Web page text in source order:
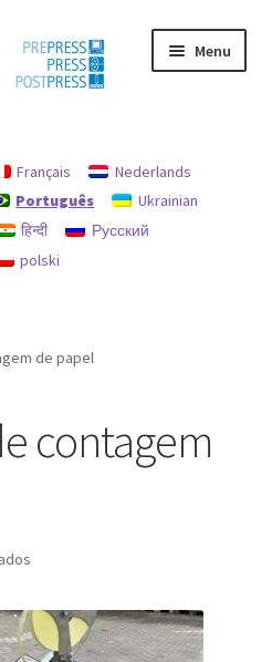
Menu
Français
Nederlands
Português
Ukrainian
हिन्दी
Русский
polski
de papel
contagem